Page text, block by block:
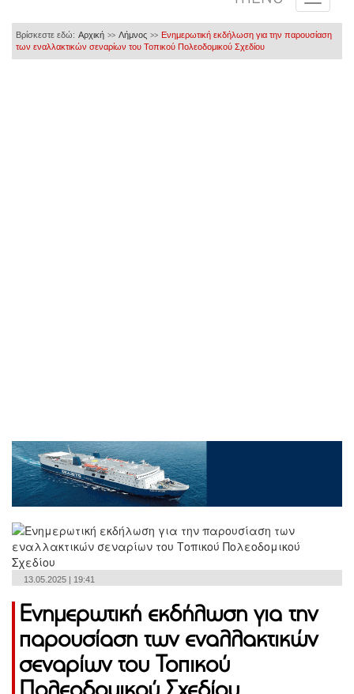
Βρίσκεστε εδώ: Αρχική >> Λήμνος >> Ενημερωτική εκδήλωση για την παρουσίαση
των εναλλακτικών σεναρίων του Τοπικού Πολεοδομικού Σχεδίου
13.05.2025 | 19:41
Ενημερωτική εκδήλωση για την
παρουσίαση των εναλλακτικών
σεναρίων του Τοπικού